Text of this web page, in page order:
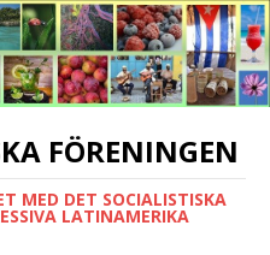
FÖRENINGEN
MED DET SOCIALISTISKA
LATINAMERIKA